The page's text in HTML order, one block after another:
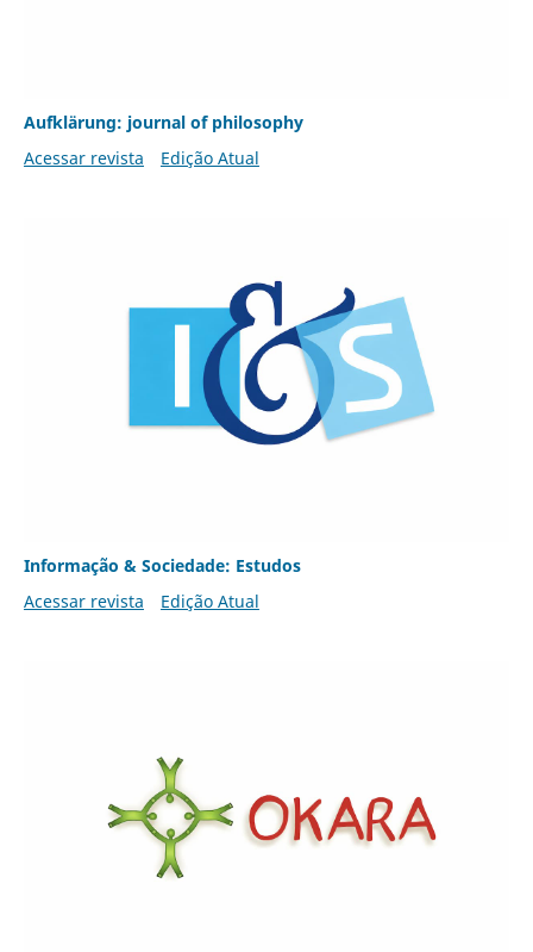
Aufklärung: journal of philosophy
Acessar revista
Edição Atual
Informação & Sociedade: Estudos
Acessar revista
Edição Atual